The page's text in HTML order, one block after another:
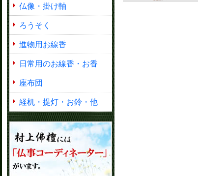
仏像・掛け軸
ろうそく
進物用お線香
日常用のお線香・お香
座布団
経机・提灯・お鈴・他